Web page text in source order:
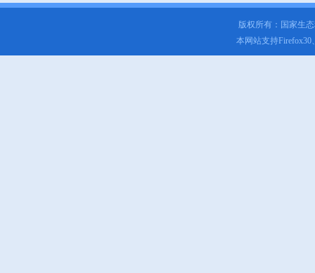
版权所有：国家生
本网站支持